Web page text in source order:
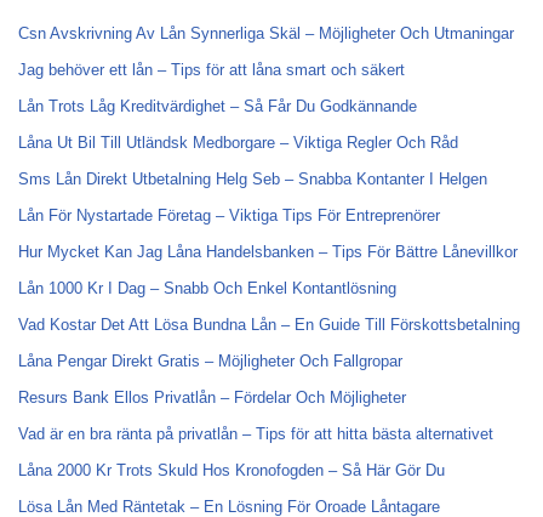
Csn Avskrivning Av Lån Synnerliga Skäl – Möjligheter Och Utmaningar
Jag behöver ett lån – Tips för att låna smart och säkert
Lån Trots Låg Kreditvärdighet – Så Får Du Godkännande
Låna Ut Bil Till Utländsk Medborgare – Viktiga Regler Och Råd
Sms Lån Direkt Utbetalning Helg Seb – Snabba Kontanter I Helgen
Lån För Nystartade Företag – Viktiga Tips För Entreprenörer
Hur Mycket Kan Jag Låna Handelsbanken – Tips För Bättre Lånevillkor
Lån 1000 Kr I Dag – Snabb Och Enkel Kontantlösning
Vad Kostar Det Att Lösa Bundna Lån – En Guide Till Förskottsbetalning
Låna Pengar Direkt Gratis – Möjligheter Och Fallgropar
Resurs Bank Ellos Privatlån – Fördelar Och Möjligheter
Vad är en bra ränta på privatlån – Tips för att hitta bästa alternativet
Låna 2000 Kr Trots Skuld Hos Kronofogden – Så Här Gör Du
Lösa Lån Med Räntetak – En Lösning För Oroade Låntagare